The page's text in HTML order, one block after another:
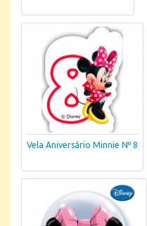
Vela Aniversário Minnie Nº 8